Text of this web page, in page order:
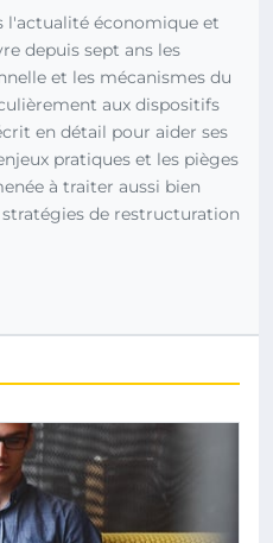
l'actualité économique et
depuis sept ans les
et les mécanismes du
aux dispositifs
en détail pour aider ses
pratiques et les pièges
à traiter aussi bien
stratégies de restructuration